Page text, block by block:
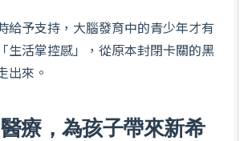
給予支持，大腦發育中的青少年才有
生活掌控感」，從原本封閉卡關的黑
出來。
療，為孩子帶來新希